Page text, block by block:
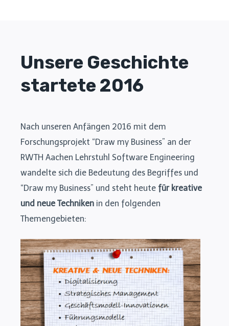
Unsere Geschichte
startete 2016
Nach unseren Anfängen 2016 mit dem
Forschungsprojekt “Draw my Business” an der
RWTH Aachen Lehrstuhl Software Engineering
wandelte sich die Bedeutung des Begriffes und
“Draw my Business” und steht heute für kreative
und neue Techniken in den folgenden
Themengebieten: